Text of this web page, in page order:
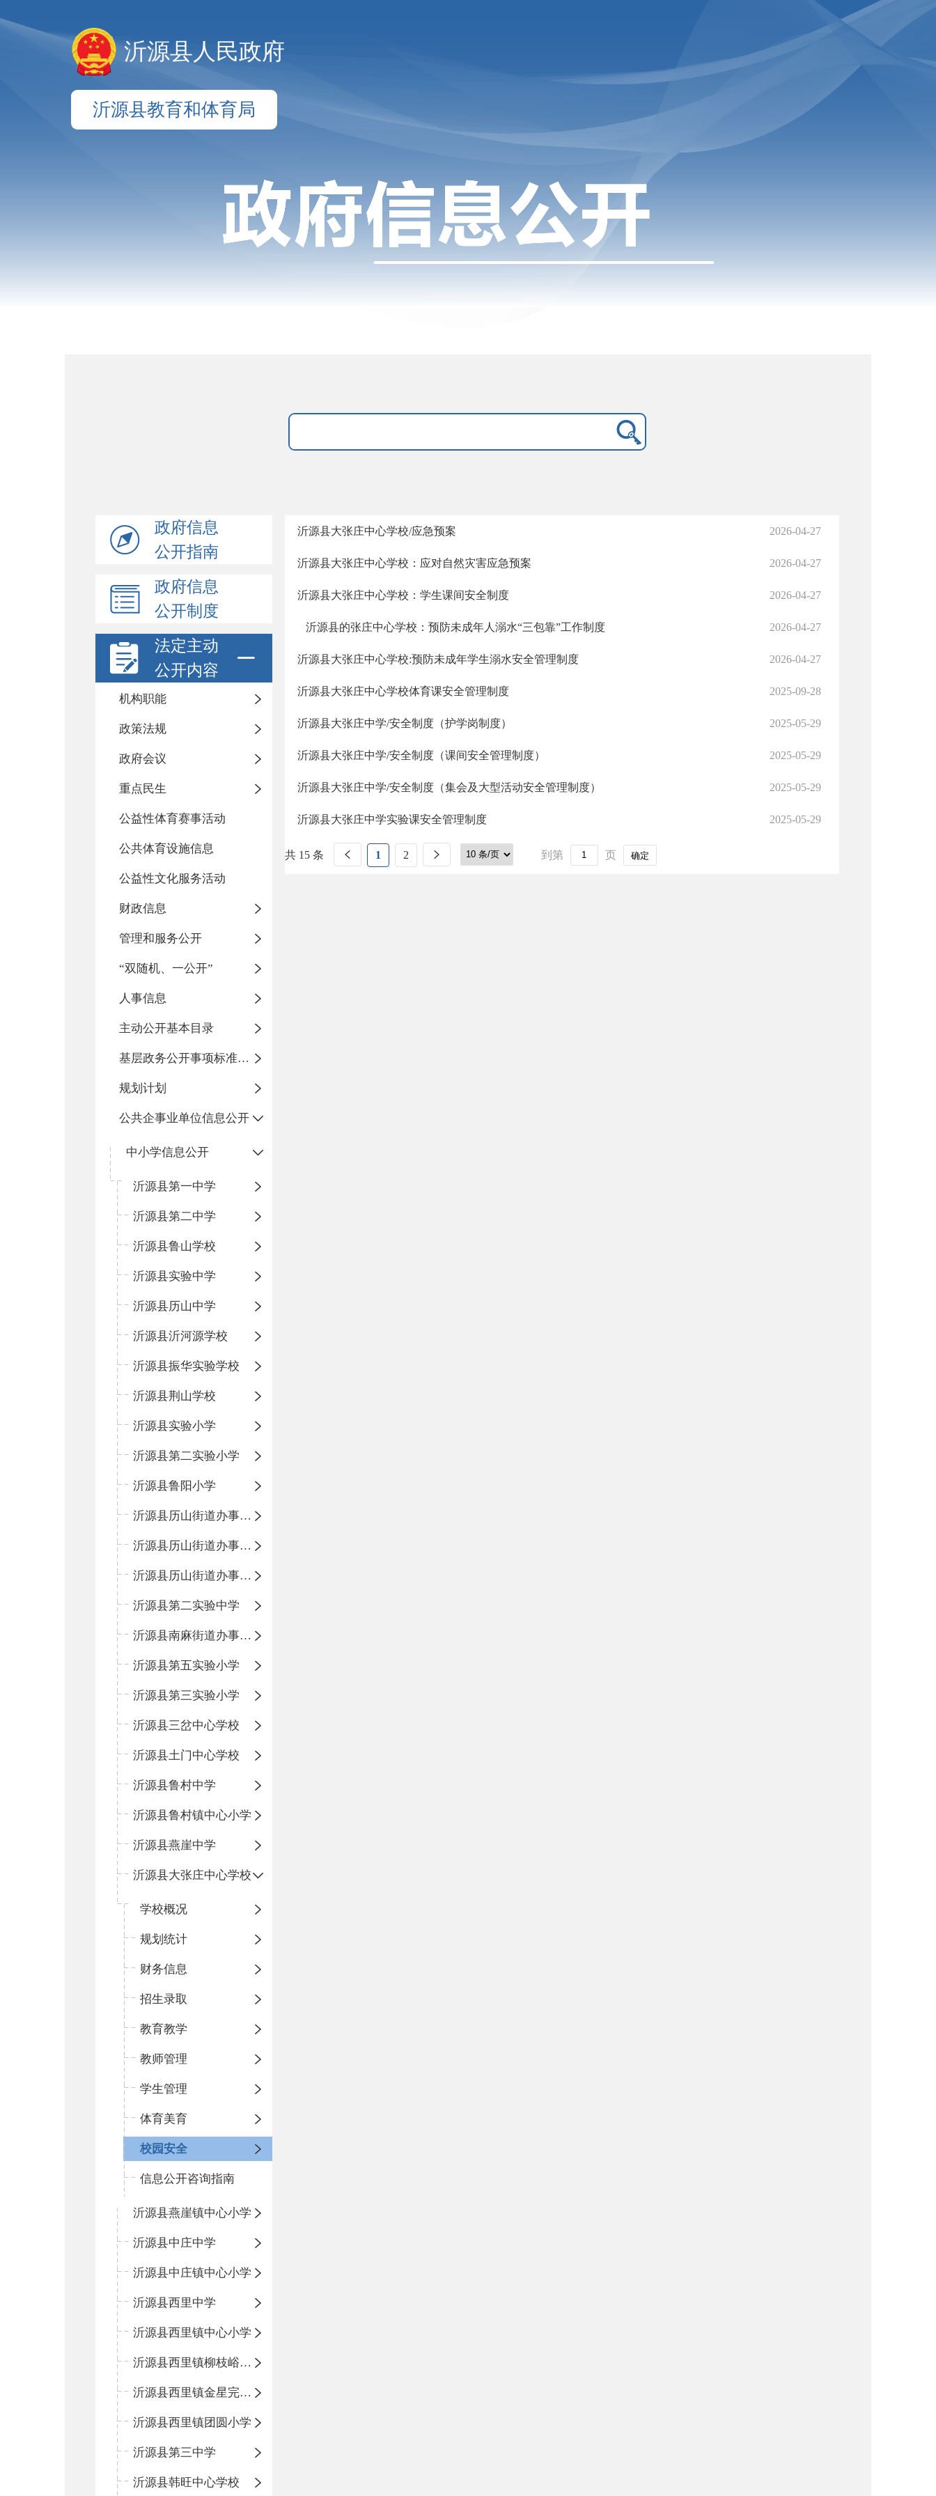
沂源县人民政府
沂源县教育和体育局
政府信息
公开指南
政府信息
公开制度
法定主动
公开内容
机构职能
政策法规
政府会议
重点民生
公益性体育赛事活动
公共体育设施信息
公益性文化服务活动
财政信息
管理和服务公开
“双随机、一公开”
人事信息
主动公开基本目录
基层政务公开事项标准目录
规划计划
公共企事业单位信息公开
中小学信息公开
沂源县第一中学
沂源县第二中学
沂源县鲁山学校
沂源县实验中学
沂源县历山中学
沂源县沂河源学校
沂源县振华实验学校
沂源县荆山学校
沂源县实验小学
沂源县第二实验小学
沂源县鲁阳小学
沂源县历山街道办事处振兴路小学
沂源县历山街道办事处荆山路小学
沂源县历山街道办事处鲁山路小学
沂源县第二实验中学
沂源县南麻街道办事处中心小学
沂源县第五实验小学
沂源县第三实验小学
沂源县三岔中心学校
沂源县土门中心学校
沂源县鲁村中学
沂源县鲁村镇中心小学
沂源县燕崖中学
沂源县大张庄中心学校
学校概况
规划统计
财务信息
招生录取
教育教学
教师管理
学生管理
体育美育
校园安全
信息公开咨询指南
沂源县燕崖镇中心小学
沂源县中庄中学
沂源县中庄镇中心小学
沂源县西里中学
沂源县西里镇中心小学
沂源县西里镇柳枝峪回民小学
沂源县西里镇金星完全小学
沂源县西里镇团圆小学
沂源县第三中学
沂源县韩旺中心学校
沂源县大张庄中心学校/应急预案 2026-04-27
沂源县大张庄中心学校：应对自然灾害应急预案 2026-04-27
沂源县大张庄中心学校：学生课间安全制度 2026-04-27
沂源县的张庄中心学校：预防未成年人溺水“三包靠”工作制度 2026-04-27
沂源县大张庄中心学校:预防未成年学生溺水安全管理制度 2026-04-27
沂源县大张庄中心学校体育课安全管理制度 2025-09-28
沂源县大张庄中学/安全制度（护学岗制度） 2025-05-29
沂源县大张庄中学/安全制度（课间安全管理制度） 2025-05-29
沂源县大张庄中学/安全制度（集会及大型活动安全管理制度） 2025-05-29
沂源县大张庄中学实验课安全管理制度 2025-05-29
共 15 条 1 2 到第 页 确定